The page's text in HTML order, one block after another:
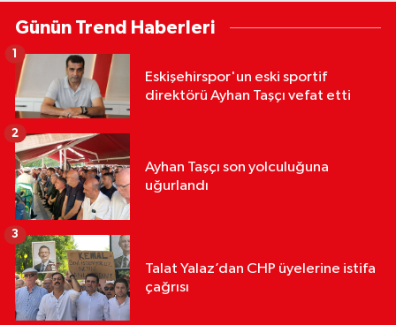
Günün Trend Haberleri
Eskişehirspor'un eski sportif
direktörü Ayhan Taşçı vefat etti
1
Ayhan Taşçı son yolculuğuna
uğurlandı
2
Talat Yalaz’dan CHP üyelerine istifa
çağrısı
3